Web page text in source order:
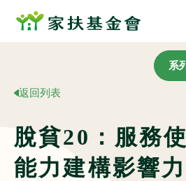
系
返回列表
脫貧20：服務
能力建構影響